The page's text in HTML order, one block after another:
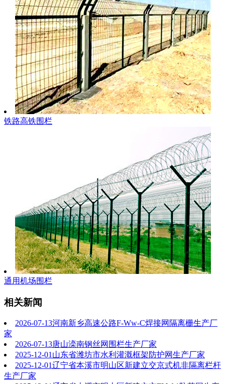
铁路高铁围栏
通用机场围栏
相关新闻
2026-07-13河南新乡高速公路F-Ww-C焊接网隔离栅生产厂
家
2026-07-13唐山滦南钢丝网围栏生产厂家
2025-12-01 山东省潍坊市水利灌溉框架防护网生产厂家
2025-12-01辽宁省本溪市明山区新建立交京式机非隔离栏杆
生产厂家